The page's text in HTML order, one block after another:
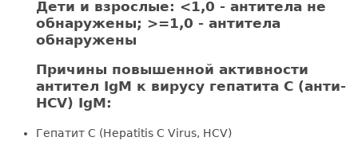
Дети и взрослые: <1,0 - антитела не
обнаружены; >=1,0 - антитела
обнаружены
Причины повышенной активности
антител IgМ к вирусу гепатита С (анти-
HCV) IgМ:
Гепатит С (Hepatitis С Virus, HCV)